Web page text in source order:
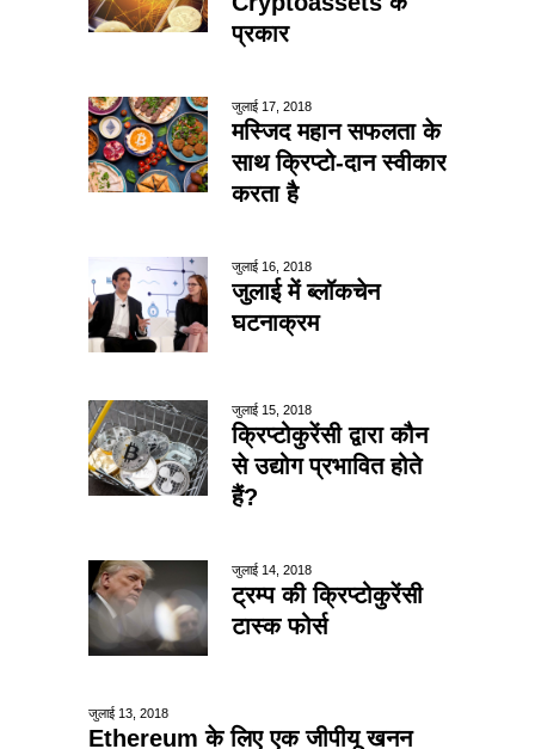
प्रकार
जुलाई 17, 2018
मस्जिद महान सफलता के
साथ क्रिप्टो-दान स्वीकार
करता है
जुलाई 16, 2018
जुलाई में ब्लॉकचेन
घटनाक्रम
जुलाई 15, 2018
क्रिप्टोकुरेंसी द्वारा कौन
से उद्योग प्रभावित होते
हैं?
जुलाई 14, 2018
ट्रम्प की क्रिप्टोकुरेंसी
टास्क फोर्स
जुलाई 13, 2018
Ethereum के लिए एक जीपीयू खनन